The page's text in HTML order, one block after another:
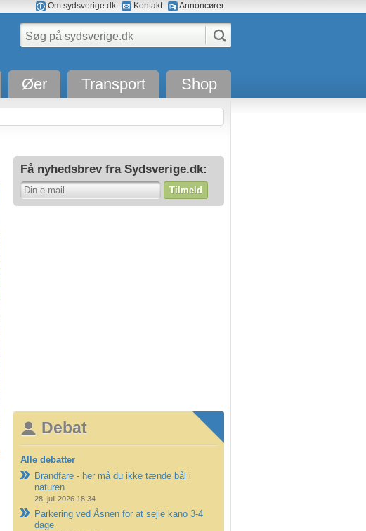
Om sydsverige.dk Kontakt Annoncører
Øer Transport Shop
Få nyhedsbrev fra Sydsverige.dk:
Tilmeld
Debat
Alle debatter
Brandfare - her må du ikke tænde bål i
naturen
28. juli 2026 18:34
Parkering ved Åsnen for at sejle kano 3-4
dage